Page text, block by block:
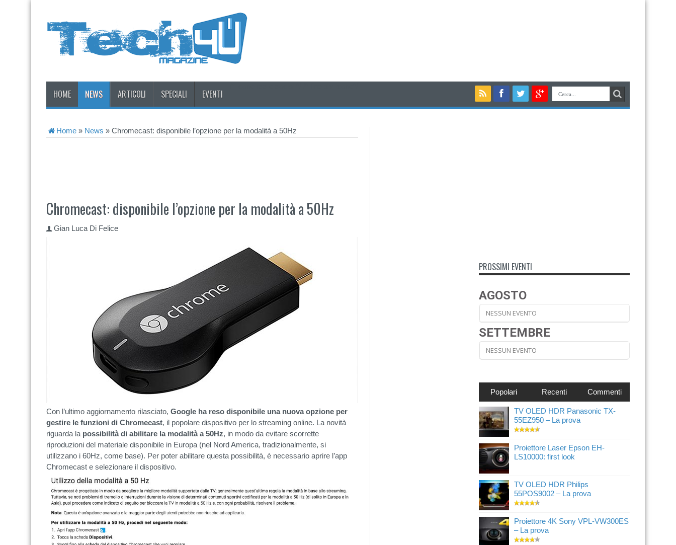
HOME NEWS ARTICOLI SPECIALI EVENTI
Home » News » Chromecast: disponibile l’opzione per la modalità a 50Hz
Chromecast: disponibile l’opzione per la modalità a 50Hz
Gian Luca Di Felice
Con l’ultimo aggiornamento rilasciato, Google ha reso disponibile una nuova opzione per
gestire le funzioni di Chromecast, il popolare dispositivo per lo streaming online. La novità
riguarda la possibilità di abilitare la modalità a 50Hz, in modo da evitare scorrette
riproduzioni del materiale disponibile in Europa (nel Nord America, tradizionalmente, si
utilizzano i 60Hz, come base). Per poter abilitare questa possibilità, è necessario aprire l’app
Chromecast e selezionare il dispositivo.
PROSSIMI EVENTI
AGOSTO
NESSUN EVENTO
SETTEMBRE
NESSUN EVENTO
Popolari Recenti Commenti
TV OLED HDR Panasonic TX-
55EZ950 – La prova
Proiettore Laser Epson EH-
LS10000: first look
TV OLED HDR Philips
55POS9002 – La prova
Proiettore 4K Sony VPL-VW300ES
– La prova